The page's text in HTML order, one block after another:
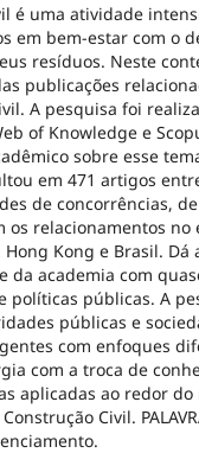
é uma atividade
em bem-estar com o
resíduos. Neste
publicações
A pesquisa foi
of Knowledge e
sobre esse
em 471 artigos
de concorrências,
os relacionamentos no
Hong Kong e Brasil.
da academia com
políticas públicas. A
públicas e
com enfoques
com a troca de
aplicadas ao redor
Civil.